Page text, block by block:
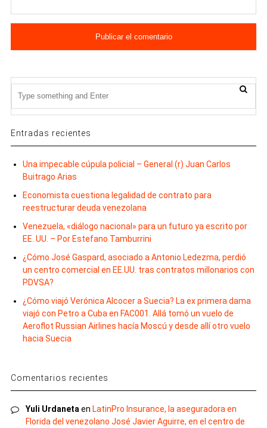
Entradas recientes
Una impecable cúpula policial – General (r) Juan Carlos
Buitrago Arias
Economista cuestiona legalidad de contrato para
reestructurar deuda venezolana
Venezuela, «diálogo nacional» para un futuro ya escrito por
EE. UU. – Por Estefano Tamburrini
¿Cómo José Gaspard, asociado a Antonio Ledezma, perdió
un centro comercial en EE.UU. tras contratos millonarios con
PDVSA?
¿Cómo viajó Verónica Alcocer a Suecia? La ex primera dama
viajó con Petro a Cuba en FAC001. Allá tomó un vuelo de
Aeroflot Russian Airlines hacía Moscú y desde allí otro vuelo
hacia Suecia
Comentarios recientes
Yuli Urdaneta en LatinPro Insurance, la aseguradora en
Florida del venezolano José Javier Aguirre, en el centro de